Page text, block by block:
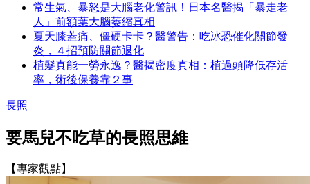
常生氣、暴怒是大腦老化警訊！日本名醫揭「暴走老
人」前額葉大腦萎縮真相
夏天膝蓋痛、僵硬卡卡？醫警告：吃冰恐催化關節發
炎，４招預防關節退化
植髮真能一勞永逸？醫揭密度真相：植過頭降低存活
率，術後保養靠２事
長照
要馬兒不吃草的長照思維
【專家觀點】